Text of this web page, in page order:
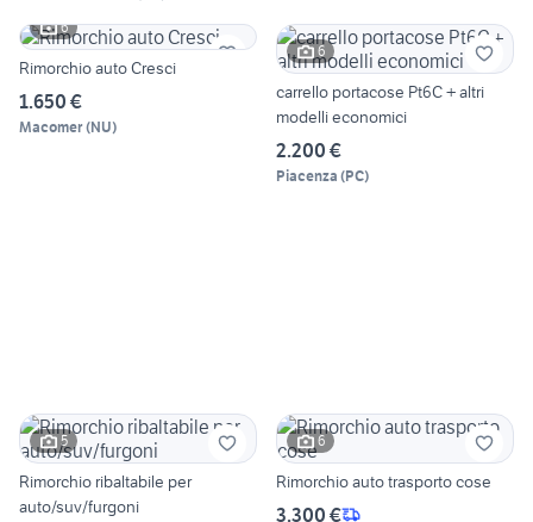
6
Rimorchio auto Cresci
1.650 €
Macomer(NU)
6
carrello portacose Pt6C + altri
modelli economici
2.200 €
Piacenza (PC)
5
Rimorchio ribaltabile per
auto/suv/furgoni
6
Rimorchio auto trasporto cose
3.300 €